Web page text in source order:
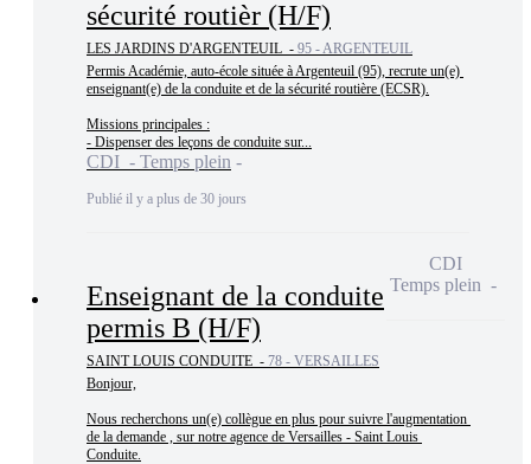
sécurité routièr (H/F)
LES JARDINS D'ARGENTEUIL - 95 - ARGENTEUIL
Permis Académie, auto-école située à Argenteuil (95), recrute un(e)
enseignant(e) de la conduite et de la sécurité routière (ECSR).
Missions principales :
- Dispenser des leçons de conduite sur...
CDI - Temps plein
Publié il y a plus de 30 jours
Enseignant de la conduite
permis B (H/F)
SAINT LOUIS CONDUITE - 78 - VERSAILLES
Bonjour,
Nous recherchons un(e) collègue en plus pour suivre l'augmentation
de la demande , sur notre agence de Versailles - Saint Louis
Conduite.
CDI
Temps plein